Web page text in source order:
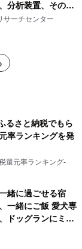
分析装置、その
を発表
サーチセンター
るさと納税でもら
率ランキングを発
還元率ランキング-
緒に過ごせる宿
一緒にご飯 愛犬専
ドッグランにミニ
とトレーラーハウ